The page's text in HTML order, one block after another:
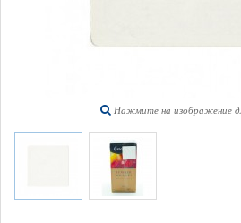
Нажмите на изображение